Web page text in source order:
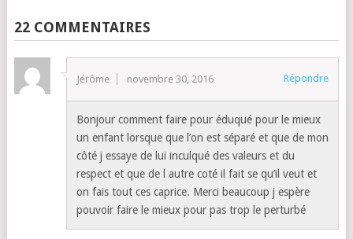
22 COMMENTAIRES
Jérôme novembre 30, 2016 Répondre
Bonjour comment faire pour éduqué pour le mieux
un enfant lorsque que l’on est séparé et que de mon
côté j essaye de lui inculqué des valeurs et du
respect et que de l autre coté il fait se qu’il veut et
on fais tout ces caprice. Merci beaucoup j espère
pouvoir faire le mieux pour pas trop le perturbé